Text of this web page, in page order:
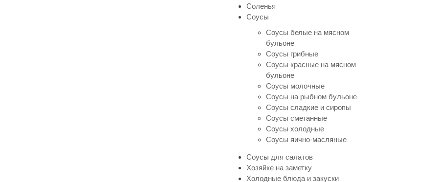
Соленья
Соусы
Соусы белые на мясном
бульоне
Соусы грибные
Соусы красные на мясном
бульоне
Соусы молочные
Соусы на рыбном бульоне
Соусы сладкие и сиропы
Соусы сметанные
Соусы холодные
Соусы яично-масляные
Соусы для салатов
Хозяйке на заметку
Холодные блюда и закуски